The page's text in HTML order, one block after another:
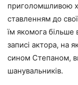
приголомшливою
ставленням до
їм якомога більше
записі актора, на
сином Степаном,
шанувальників.